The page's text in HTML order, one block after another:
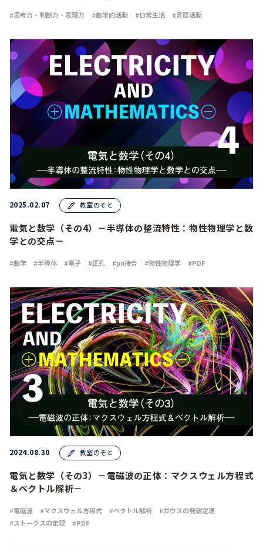
思考力・判断力・表現力 数学的活動 日常生活 言語活動
2025.02.07 教室のそと
電気と数学（その4）－半導体の整流特性：物性物理学と数
学との交点－
数学 半導体 電子 正孔 pn接合 物性物理学 PDF
2024.08.30 教室のそと
電気と数学（その3）－電磁波の正体：マクスウェル方程式
＆ベクトル解析－
電磁波 マクスウェル方程式 ベクトル解析
ガウスの発散定理
ストークスの定理
PDF